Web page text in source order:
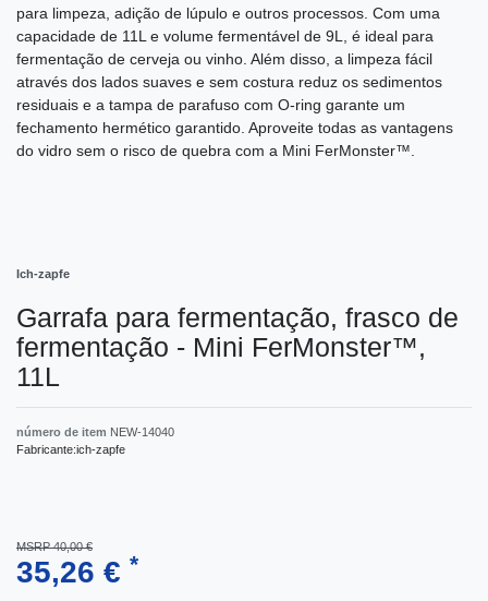
para limpeza, adição de lúpulo e outros processos. Com uma
capacidade de 11L e volume fermentável de 9L, é ideal para
fermentação de cerveja ou vinho. Além disso, a limpeza fácil
através dos lados suaves e sem costura reduz os sedimentos
residuais e a tampa de parafuso com O-ring garante um
fechamento hermético garantido. Aproveite todas as vantagens
do vidro sem o risco de quebra com a Mini FerMonster™.
Ich-zapfe
Garrafa para fermentação, frasco de
fermentação - Mini FerMonster™,
11L
número de item NEW-14040
Fabricante:ich-zapfe
MSRP 40,00 €
35,26 € *